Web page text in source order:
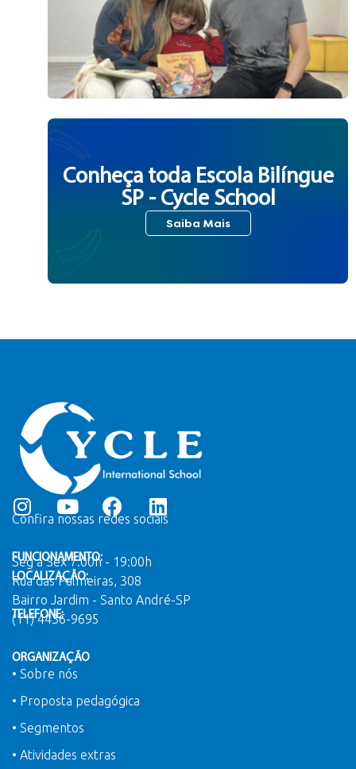
Conheça toda Escola Bilíngue
SP - Cycle School
Saiba Mais
Confira nossas redes sociais
FUNCIONAMENTO:
Seg a Sex 7:00h - 19:00h
LOCALIZAÇÃO:
Rua das Palmeiras, 308
Bairro Jardim - Santo André-SP
TELEFONE:
(11) 4436-9695
ORGANIZAÇÃO
• Sobre nós
• Proposta pedagógica
• Segmentos
• Atividades extras